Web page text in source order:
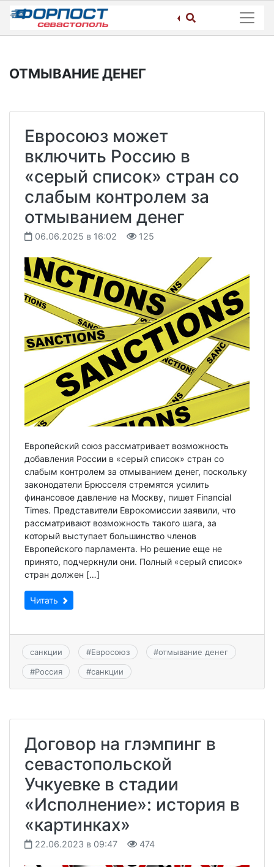
Skip
content
ОТМЫВАНИЕ ДЕНЕГ
Евросоюз может
включить Россию в
«серый список» стран со
слабым контролем за
отмыванием денег
06.06.2025 в 16:02 125
Европейский союз рассматривает возможность
добавления России в «серый список» стран со
слабым контролем за отмыванием денег, поскольку
законодатели Брюсселя стремятся усилить
финансовое давление на Москву, пишет Financial
Times. Представители Еврокомиссии заявили, что
рассматривают возможность такого шага, за
который выступает большинство членов
Европейского парламента. Но решение еще не
принято, подчеркнули они. Полный «серый список»
стран должен […]
Читать
санкции #Евросоюз #отмывание денег
#Россия #санкции
Договор на глэмпинг в
севастопольской
Учкуевке в стадии
«Исполнение»: история в
«картинках»
22.06.2023 в 09:47 474